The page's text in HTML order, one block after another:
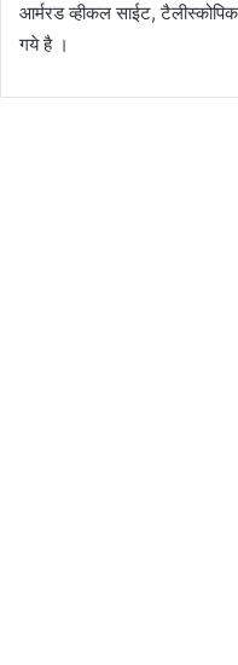
आर्मरड व्‍हीकल साईट,
गये है ।